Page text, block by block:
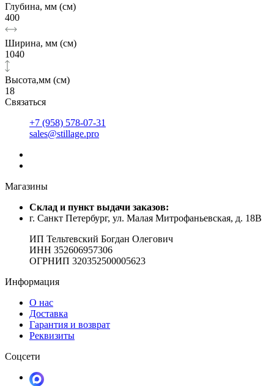
Глубина, мм (см)
400
Ширина, мм (см)
1040
Высота,мм (см)
18
Связаться
+7 (958) 578-07-31
sales@stillage.pro
Магазины
Cклад и пункт выдачи заказов:
г. Санкт Петербург, ул. Малая Митрофаньевская, д. 18В
ИП Тельтевский Богдан Олегович
ИНН 352606957306
ОГРНИП 320352500005623
Информация
О нас
Доставка
Гарантия и возврат
Реквизиты
Соцсети